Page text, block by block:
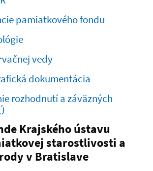
pamiatkového fondu
vedy
dokumentácia
rozhodnutí a záväzných
Krajského ústavu
starostlivosti a
v Bratislave